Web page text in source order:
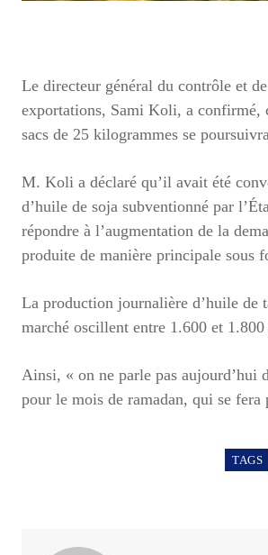
Le directeur général du contrôle et
exportations, Sami Koli, a confirmé,
sacs de 25 kilogrammes se
M. Koli a déclaré qu’il avait été
d’huile de soja subventionné par
répondre à l’augmentation de la
produite de manière principale sous
La production journalière d’huile de
marché oscillent entre 1.600 et
Ainsi, « on ne parle pas aujourd’hui
pour le mois de ramadan, qui se
TAGS